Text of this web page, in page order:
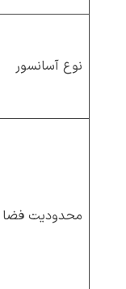
نوع آسانسور
محدودیت فضا